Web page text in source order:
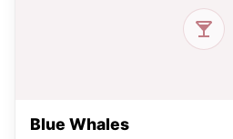
Blue Whales